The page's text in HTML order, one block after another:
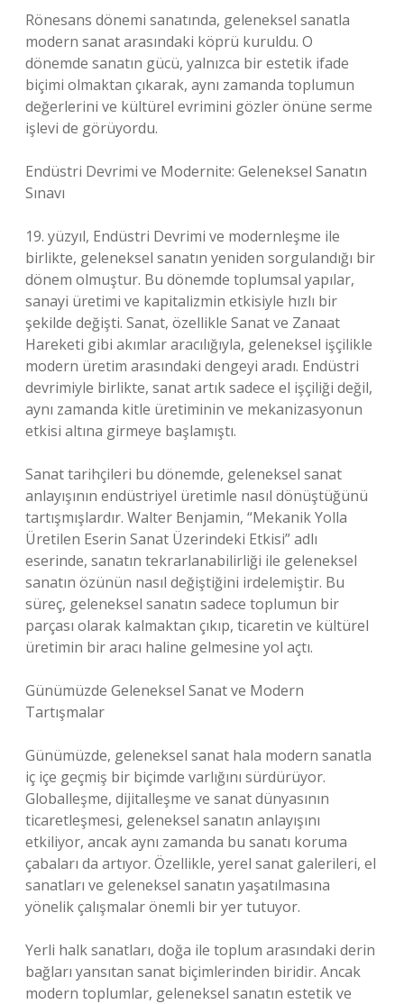
Rönesans dönemi sanatında, geleneksel sanatla
modern sanat arasındaki köprü kuruldu. O
dönemde sanatın gücü, yalnızca bir estetik ifade
biçimi olmaktan çıkarak, aynı zamanda toplumun
değerlerini ve kültürel evrimini gözler önüne serme
işlevi de görüyordu.
Endüstri Devrimi ve Modernite: Geleneksel Sanatın
Sınavı
19. yüzyıl, Endüstri Devrimi ve modernleşme ile
birlikte, geleneksel sanatın yeniden sorgulandığı bir
dönem olmuştur. Bu dönemde toplumsal yapılar,
sanayi üretimi ve kapitalizmin etkisiyle hızlı bir
şekilde değişti. Sanat, özellikle Sanat ve Zanaat
Hareketi gibi akımlar aracılığıyla, geleneksel işçilikle
modern üretim arasındaki dengeyi aradı. Endüstri
devrimiyle birlikte, sanat artık sadece el işçiliği değil,
aynı zamanda kitle üretiminin ve mekanizasyonun
etkisi altına girmeye başlamıştı.
Sanat tarihçileri bu dönemde, geleneksel sanat
anlayışının endüstriyel üretimle nasıl dönüştüğünü
tartışmışlardır. Walter Benjamin, “Mekanik Yolla
Üretilen Eserin Sanat Üzerindeki Etkisi” adlı
eserinde, sanatın tekrarlanabilirliği ile geleneksel
sanatın özünün nasıl değiştiğini irdelemiştir. Bu
süreç, geleneksel sanatın sadece toplumun bir
parçası olarak kalmaktan çıkıp, ticaretin ve kültürel
üretimin bir aracı haline gelmesine yol açtı.
Günümüzde Geleneksel Sanat ve Modern
Tartışmalar
Günümüzde, geleneksel sanat hala modern sanatla
iç içe geçmiş bir biçimde varlığını sürdürüyor.
Globalleşme, dijitalleşme ve sanat dünyasının
ticaretleşmesi, geleneksel sanatın anlayışını
etkiliyor, ancak aynı zamanda bu sanatı koruma
çabaları da artıyor. Özellikle, yerel sanat galerileri, el
sanatları ve geleneksel sanatın yaşatılmasına
yönelik çalışmalar önemli bir yer tutuyor.
Yerli halk sanatları, doğa ile toplum arasındaki derin
bağları yansıtan sanat biçimlerinden biridir. Ancak
modern toplumlar, geleneksel sanatın estetik ve